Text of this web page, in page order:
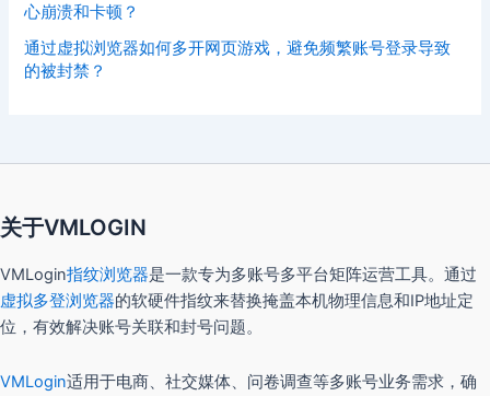
心崩溃和卡顿？
通过虚拟浏览器如何多开网页游戏，避免频繁账号登录导致
的被封禁？
关于VMLOGIN
VMLogin指纹浏览器是一款专为多账号多平台矩阵运营工具。通过
虚拟多登浏览器的软硬件指纹来替换掩盖本机物理信息和IP地址定
位，有效解决账号关联和封号问题。
VMLogin适用于电商、社交媒体、问卷调查等多账号业务需求，确